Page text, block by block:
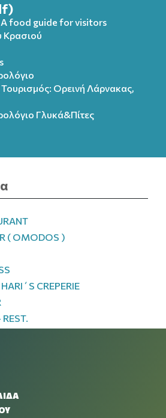
A food guide for visitors
Κρασιού
Τουρισμός: Ορεινή Λάρνακας,
Γλυκά&Πίτες
( OMODOS )
CREPERIE